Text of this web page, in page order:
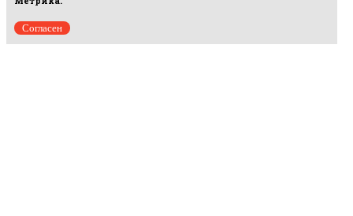
Согласен